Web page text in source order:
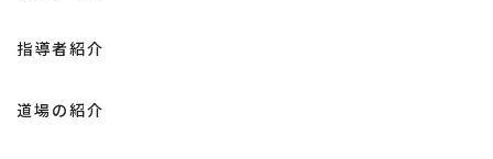
指導者紹介
道場の紹介